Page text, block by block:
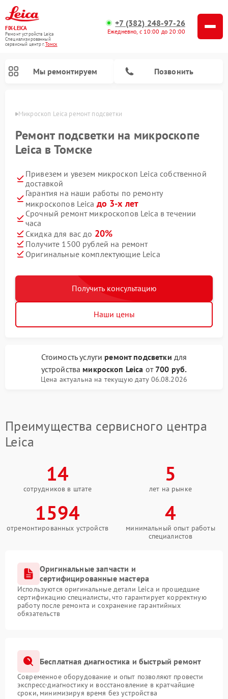
FIX-LEICA
Ремонт устройств Leica
Специализированный
cервисный центр г.Томск
+7 (382) 248-97-26
Ежедневно, с 10:00 до 20:00
Мы ремонтируем Позвонить
Микроскоп Leica ремонт подсветки
Ремонт подсветки на микроскопе
Leica в Томске
Привезем и увезем микроскоп Leica собственной
доставкой
Гарантия на наши работы по ремонту
микроскопов Leica до 3-х лет
Срочный ремонт микроскопов Leica в течении
часа
Скидка для вас до 20%
Получите 1500 рублей на ремонт
Оригинальные комплектующие Leica
Получить консультацию
Наши цены
Стоимость услуги ремонт подсветки для
устройства микроскоп Leica от 700 руб.
Цена актуальна на текущую дату 06.08.2026
Преимущества сервисного центра
Leica
14
сотрудников в штате
5
лет на рынке
1594
отремонтированных устройств
4
минимальный опыт работы
специалистов
Оригинальные запчасти и
сертифицированные мастера
Используются оригинальные детали Leica и прошедшие
сертификацию специалисты, что гарантирует корректную
работу после ремонта и сохранение гарантийных
обязательств
Бесплатная диагностика и быстрый ремонт
Современное оборудование и опыт позволяют провести
экспресс-диагностику и восстановление в кратчайшие
сроки, минимизируя время без устройства